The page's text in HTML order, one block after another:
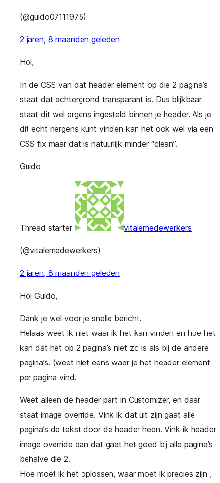
(@guido07111975)
2 jaren, 8 maanden geleden
Hoi,
In de CSS van dat header element op die 2 pagina’s
staat dat achtergrond transparant is. Dus blijkbaar
staat dit wel ergens ingesteld binnen je header. Als je
dit echt nergens kunt vinden kan het ook wel via een
CSS fix maar dat is natuurlijk minder “clean”.
Guido
Thread starter vitalemedewerkers
(@vitalemedewerkers)
2 jaren, 8 maanden geleden
Hoi Guido,
Dank je wel voor je snelle bericht.
Helaas weet ik niet waar ik het kan vinden en hoe het
kan dat het op 2 pagina’s niet zo is als bij de andere
pagina’s. (weet niet eens waar je het header element
per pagina vind.
Weet alleen de header part in Customizer, en daar
staat image override. Vink ik dat uit zijn gaat alle
pagina’s de tekst door de header heen. Vink ik header
image override aan dat gaat het goed bij alle pagina’s
behalve die 2.
Hoe moet ik het oplossen, waar moet ik precies zijn ,